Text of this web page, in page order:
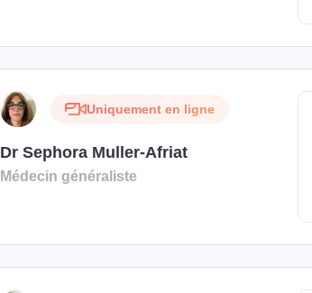
Uniquement en ligne
Dr Sephora Muller-Afriat
Médecin généraliste